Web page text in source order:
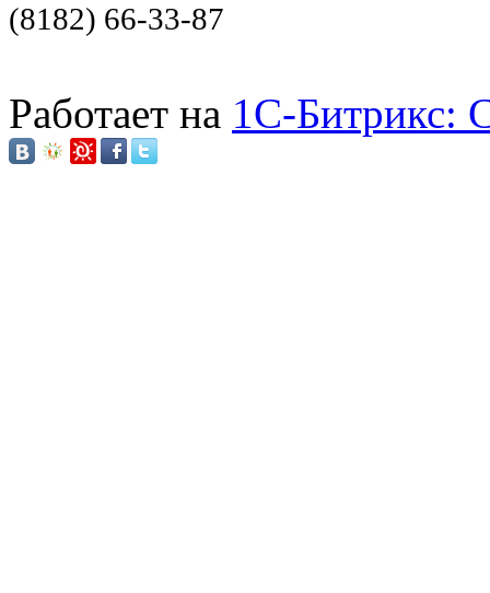
(8182) 66-33-87
Работает на 1C-Битрикс: